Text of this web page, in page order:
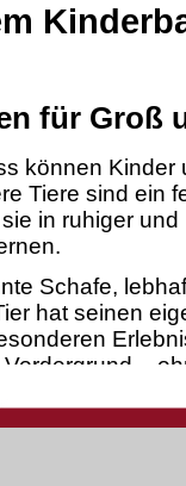
für Groß
können Kinder
Tiere sind ein
in ruhiger
Schafe,
hat seinen
–
an dem Wissen